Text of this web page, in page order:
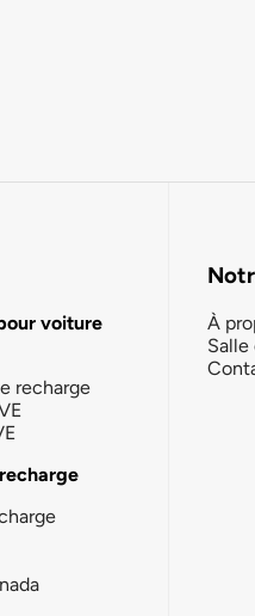
voiture
recharge
À
Salle